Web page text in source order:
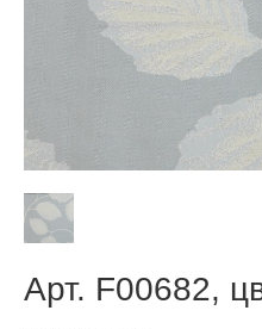
Арт. F00682,